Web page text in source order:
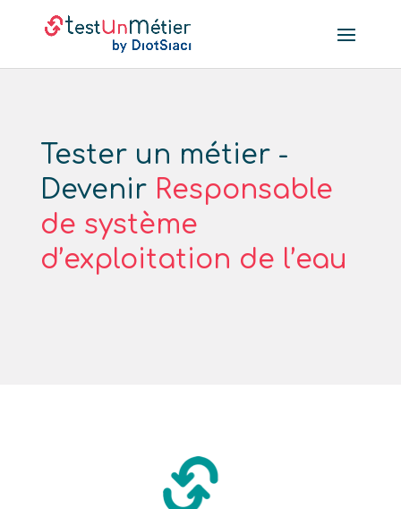
Tester un métier -
Devenir Responsable
de système
d’exploitation de l’eau